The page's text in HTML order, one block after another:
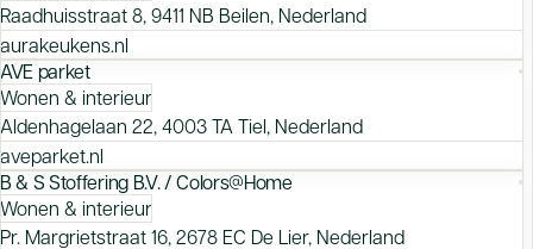
Raadhuisstraat 8, 9411 NB Beilen, Nederland
aurakeukens.nl
AVE parket
Wonen & interieur
Aldenhagelaan 22, 4003 TA Tiel, Nederland
aveparket.nl
B & S Stoffering B.V. / Colors@Home
Wonen & interieur
Pr. Margrietstraat 16, 2678 EC De Lier, Nederland